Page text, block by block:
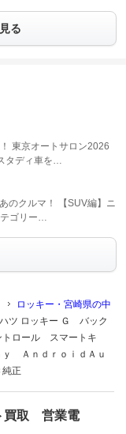
る
東京オートサロン2026
タディ車を…
のクルマ！ 【SUV編】ニ
テゴリー…
ロッキー・宮崎県の中
ツ ロッキー Ｇ バック
ロール スマートキ
ＡｎｄｒｏｉｄＡｕ
正
買取 営業電